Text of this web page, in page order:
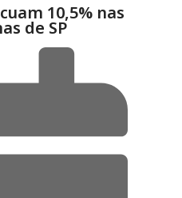
10,5% nas
de SP